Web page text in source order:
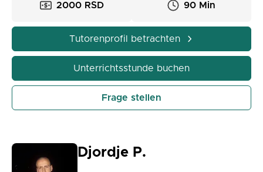
2000 RSD 90 Min
Tutorenprofil betrachten
Unterrichtsstunde buchen
Frage stellen
Djordje P.